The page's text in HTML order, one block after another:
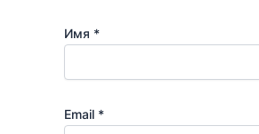
Имя *
Email *